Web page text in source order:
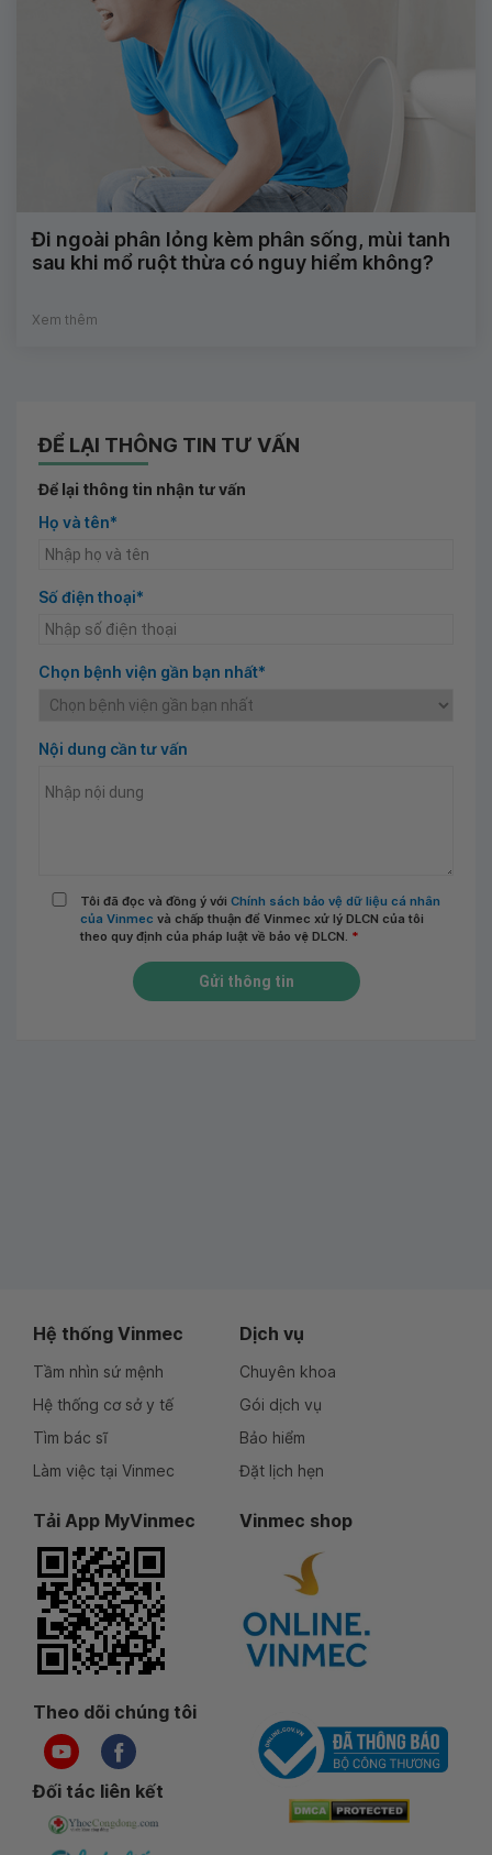
Đi ngoài phân lỏng kèm phân sống, mùi tanh
sau khi mổ ruột thừa có nguy hiểm không?
Xem thêm
ĐỂ LẠI THÔNG TIN TƯ VẤN
Để lại thông tin nhận tư vấn
Họ và tên*
Số điện thoại*
Chọn bệnh viện gần bạn nhất*
Nội dung cần tư vấn
Tôi đã đọc và đồng ý với Chính sách bảo vệ dữ liệu cá nhân
của Vinmec và chấp thuận để Vinmec xử lý DLCN của tôi
theo quy định của pháp luật về bảo vệ DLCN. *
Gửi thông tin
Hệ thống Vinmec
Tầm nhìn sứ mệnh
Hệ thống cơ sở y tế
Tìm bác sĩ
Làm việc tại Vinmec
Dịch vụ
Chuyên khoa
Gói dịch vụ
Bảo hiểm
Đặt lịch hẹn
Tải App MyVinmec Vinmec shop
Theo dõi chúng tôi
Đối tác liên kết